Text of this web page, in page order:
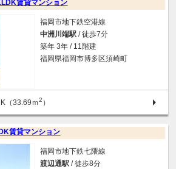
賃貸マンション
福岡市地下鉄空港線
中洲川端駅 / 徒歩7分
築年 3年 / 11階建
福岡県福岡市博多区須崎町
（33.69ｍ2 ）
賃貸マンション
福岡市地下鉄七隈線
渡辺通駅 / 徒歩8分